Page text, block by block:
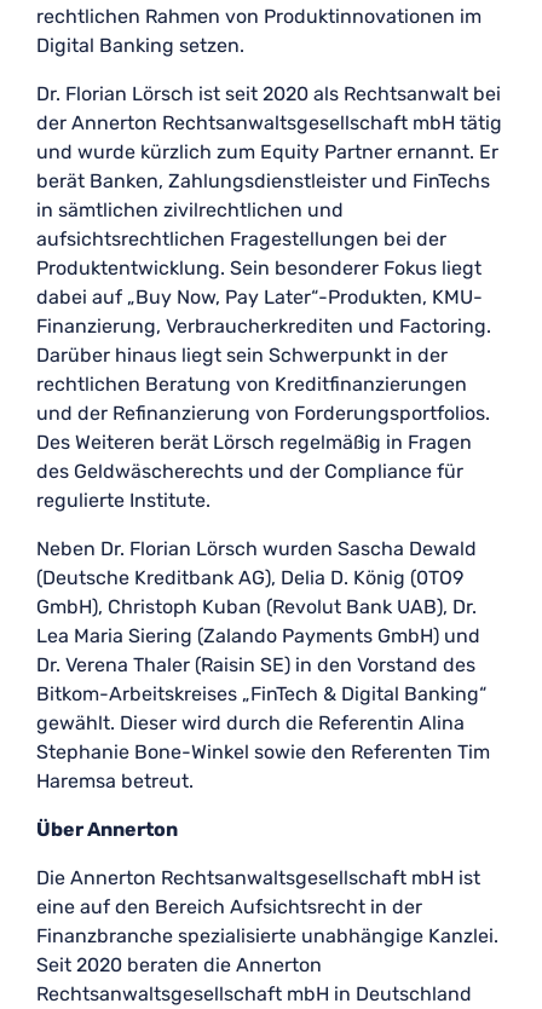
rechtlichen Rahmen von Produktinnovationen im
Digital Banking setzen.
Dr. Florian Lörsch ist seit 2020 als Rechtsanwalt bei
der Annerton Rechtsanwaltsgesellschaft mbH tätig
und wurde kürzlich zum Equity Partner ernannt. Er
berät Banken, Zahlungsdienstleister und FinTechs
in sämtlichen zivilrechtlichen und
aufsichtsrechtlichen Fragestellungen bei der
Produktentwicklung. Sein besonderer Fokus liegt
dabei auf „Buy Now, Pay Later“-Produkten, KMU-
Finanzierung, Verbraucherkrediten und Factoring.
Darüber hinaus liegt sein Schwerpunkt in der
rechtlichen Beratung von Kreditfinanzierungen
und der Refinanzierung von Forderungsportfolios.
Des Weiteren berät Lörsch regelmäßig in Fragen
des Geldwäscherechts und der Compliance für
regulierte Institute.
Neben Dr. Florian Lörsch wurden Sascha Dewald
(Deutsche Kreditbank AG), Delia D. König (0TO9
GmbH), Christoph Kuban (Revolut Bank UAB), Dr.
Lea Maria Siering (Zalando Payments GmbH) und
Dr. Verena Thaler (Raisin SE) in den Vorstand des
Bitkom-Arbeitskreises „FinTech & Digital Banking“
gewählt. Dieser wird durch die Referentin Alina
Stephanie Bone-Winkel sowie den Referenten Tim
Haremsa betreut.
Über Annerton
Die Annerton Rechtsanwaltsgesellschaft mbH ist
eine auf den Bereich Aufsichtsrecht in der
Finanzbranche spezialisierte unabhängige Kanzlei.
Seit 2020 beraten die Annerton
Rechtsanwaltsgesellschaft mbH in Deutschland